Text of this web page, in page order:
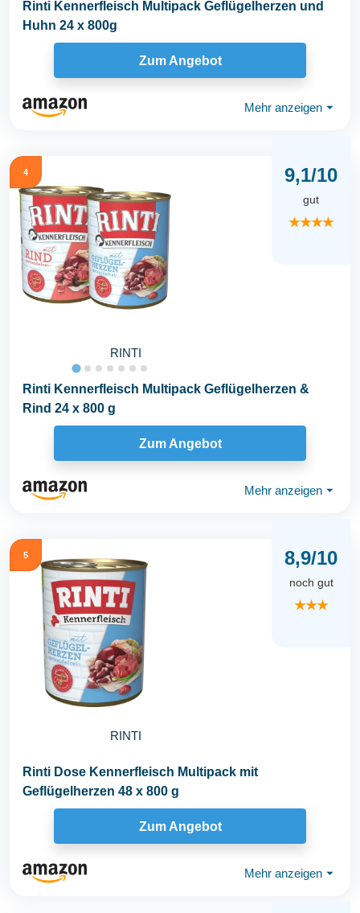
Rinti Kennerfleisch Multipack Geflügelherzen und
Huhn 24 x 800g
Zum Angebot
Mehr anzeigen ⏷
4
RINTI
9,1/10
gut
★★★★
Rinti Kennerfleisch Multipack Geflügelherzen &
Rind 24 x 800 g
Zum Angebot
Mehr anzeigen ⏷
5
RINTI
8,9/10
noch gut
★★★
Rinti Dose Kennerfleisch Multipack mit
Geflügelherzen 48 x 800 g
Zum Angebot
Mehr anzeigen ⏷